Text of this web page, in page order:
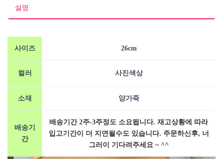
백
량
설명
사이즈 26cm
컬러 사진색상
소재 양가죽
배송기
간
배송기간 2주-3주정도 소요됩니다. 재고상황에 따라
입고기간이 더 지연될수도 있습니다. 주문하신후, 너
그러이 기다려주세요 ~ ^^